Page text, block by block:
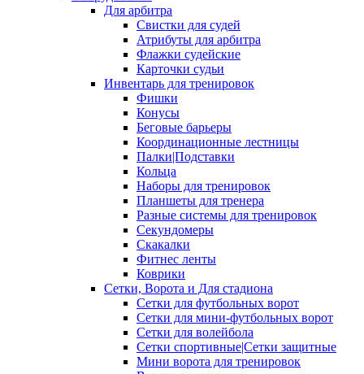
Для арбитра
Свистки для судей
Атрибуты для арбитра
Флажки судейские
Карточки судьи
Инвентарь для тренировок
Фишки
Конусы
Беговые барьеры
Координационные лестницы
Палки|Подставки
Кольца
Наборы для тренировок
Планшеты для тренера
Разные системы для тренировок
Секундомеры
Скакалки
Фитнес ленты
Коврики
Сетки, Ворота и Для стадиона
Сетки для футбольных ворот
Сетки для мини-футбольных ворот
Сетки для волейбола
Сетки спортивные|Сетки защитные
Мини ворота для тренировок